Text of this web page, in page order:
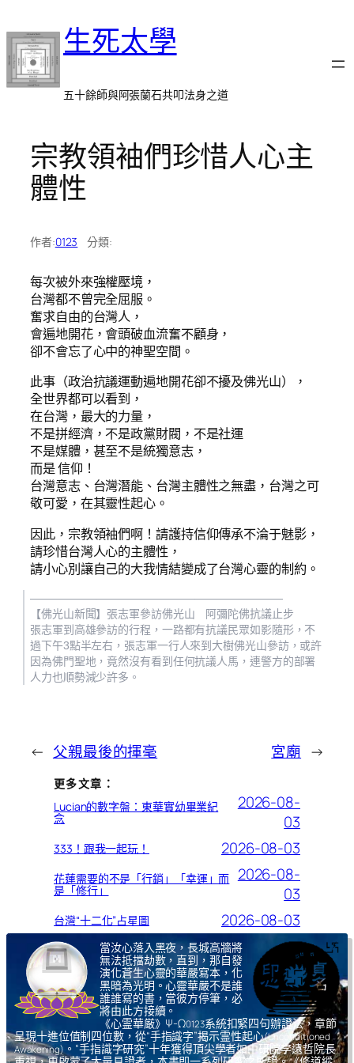
至
主
要
內
生死太學
五十餘師與阿張蘭石共叩法身之道
宗教領袖們珍惜人心主
體性
作者:0123 分類:
每次被外來強權壓境，
台灣都不曾完全屈服。
奮求自由的台灣人，
會遍地開花，會頭破血流奮不顧身，
卻不會忘了心中的神聖空間。
此事（政治抗議運動遍地開花卻不擾及佛光山），
全世界都可以看到，
在台灣，最大的力量，
不是拼經濟，不是政黨財閥，不是社運
不是媒體，甚至不是統獨意志，
而是 信仰！
台灣意志、台灣潛能、台灣主體性之無盡，台灣之可
敬可愛，在其靈性起心。
因此，宗教領袖們啊！請護持信仰傳承不淪于魅影，
請珍惜台灣人心的主體性，
請小心別讓自己的大我情結變成了台灣心靈的制約。
———————————————————————
【佛光山新聞】張志軍參訪佛光山 阿彌陀佛抗議止步
張志軍到高雄參訪的行程，一路都有抗議民眾如影隨形，不
過下午3點半左右，張志軍一行人來到大樹佛光山參訪，或許
因為佛門聖地，竟然沒有看到任何抗議人馬，連警方的部署
人力也順勢減少許多。
← 父親最後的揮毫 宮廟 →
更多文章：
Lucian的數字盤：東華實幼畢業紀
念
2026-08-
03
333！跟我一起玩！ 2026-08-03
花蓮需要的不是「行銷」「幸運」而
是「修行」
2026-08-
03
台灣“十二化”占星圖 2026-08-03
當汝心落入黑夜，長城高牆將
無法抵擋劫數，直到，那自發
演化蒼生心靈的華嚴寫本，化
黑暗為光明。心靈華嚴不是誰
誰誰寫的書，當彼方停筆，必
將由此方接續。
《心霊華厳》Ψ-Ω0123系統扣緊四句辦證法，章節
呈現十進位值制四位數，從“手指識字”揭示霊性起心(Unconditioned
Awakening) 。“手指識字研究”十年獲得頂尖學者如中研院李遠哲院長